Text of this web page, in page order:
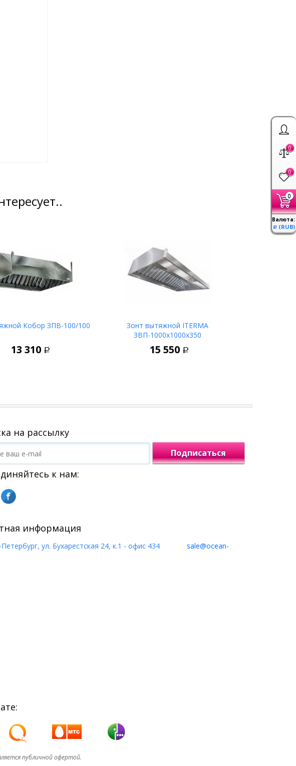
0
0
0
Валюта:
Р (RUB)
Кобор ЗПВ-100/100
13 310 Р
Зонт вытяжной ITERMA
ЗВП-1000х1000х350
15 550 Р
на рассылку
Подписаться
к нам:
информация
ул. Бухарестская 24, к.1 - офис 434
sale@ocean-
публичной офертой.